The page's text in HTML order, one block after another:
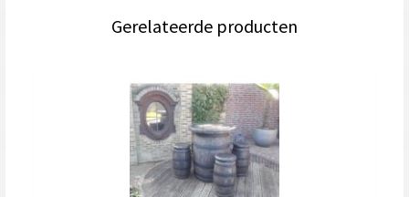
Gerelateerde producten